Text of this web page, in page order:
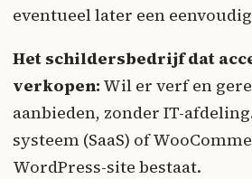
eventueel later een
Het schildersbedrijf dat
verkopen: Wil er verf en
aanbieden, zonder IT-
systeem (SaaS) of
WordPress-site bestaat.